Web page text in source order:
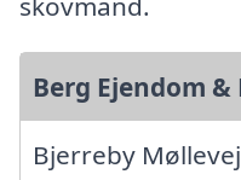
Berg Ejendom
Bjerreby